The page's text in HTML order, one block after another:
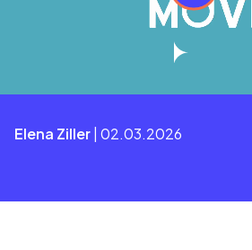
Elena Ziller | 02.03.2026